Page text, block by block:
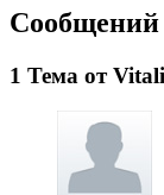
Сообщений
1 Тема отVitali